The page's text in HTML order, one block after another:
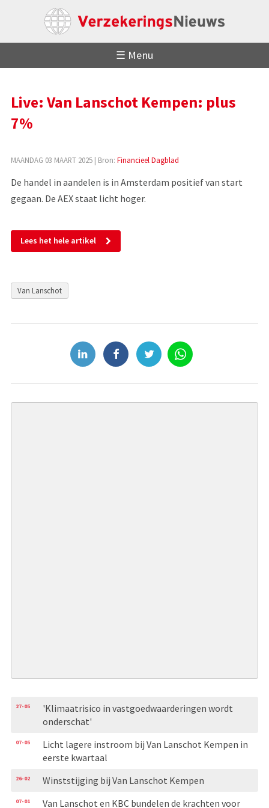
☰ Menu
Live: Van Lanschot Kempen: plus
7%
MAANDAG 03 MAART 2025| Bron: Financieel Dagblad
De handel in aandelen is in Amsterdam positief van start
gegaan. De AEX staat licht hoger.
Lees het hele artikel
Van Lanschot
27-05
'Klimaatrisico in vastgoedwaarderingen wordt
onderschat'
07-05
Licht lagere instroom bij Van Lanschot Kempen in
eerste kwartaal
26-02 Winststijging bij Van Lanschot Kempen
07-01 Van Lanschot en KBC bundelen de krachten voor